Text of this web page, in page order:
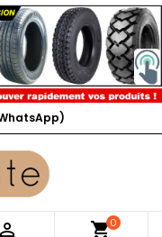
 shopping_cart0